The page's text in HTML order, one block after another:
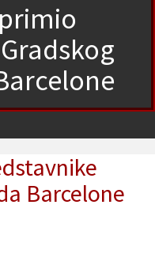
Barcelone